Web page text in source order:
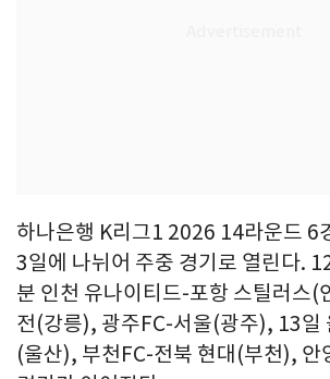
하나은행 K리그1 2026 14라운드 6
3일에 나뉘어 주중 경기로 열린다.
분 인천 유나이티드-포항 스틸러스(
전(강릉), 광주FC-서울(광주), 13일
(울산), 부천FC-전북 현대(부천), 안